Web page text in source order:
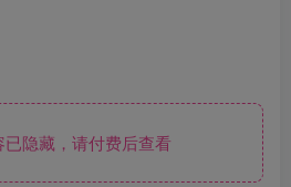
隐藏，请付费后查看